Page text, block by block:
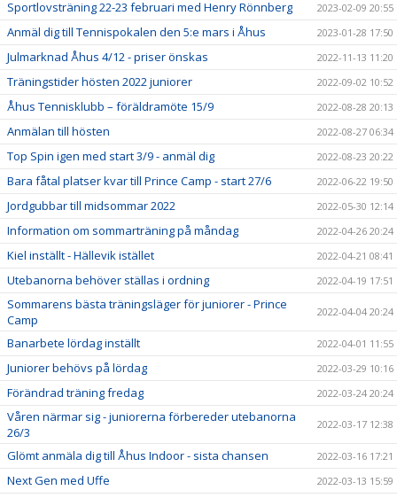
Sportlovsträning 22-23 februari med Henry Rönnberg 2023-02-09 20:55
Anmäl dig till Tennispokalen den 5:e mars i Åhus 2023-01-28 17:50
Julmarknad Åhus 4/12 - priser önskas 2022-11-13 11:20
Träningstider hösten 2022 juniorer 2022-09-02 10:52
Åhus Tennisklubb – föräldramöte 15/9 2022-08-28 20:13
Anmälan till hösten 2022-08-27 06:34
Top Spin igen med start 3/9 - anmäl dig 2022-08-23 20:22
Bara fåtal platser kvar till Prince Camp - start 27/6 2022-06-22 19:50
Jordgubbar till midsommar 2022 2022-05-30 12:14
Information om sommarträning på måndag 2022-04-26 20:24
Kiel inställt - Hällevik istället 2022-04-21 08:41
Utebanorna behöver ställas i ordning 2022-04-19 17:51
Sommarens bästa träningsläger för juniorer - Prince
Camp
2022-04-04 20:24
Banarbete lördag inställt 2022-04-01 11:55
Juniorer behövs på lördag 2022-03-29 10:16
Förändrad träning fredag 2022-03-24 20:24
Våren närmar sig - juniorerna förbereder utebanorna
26/3
2022-03-17 12:38
Glömt anmäla dig till Åhus Indoor - sista chansen 2022-03-16 17:21
Next Gen med Uffe 2022-03-13 15:59